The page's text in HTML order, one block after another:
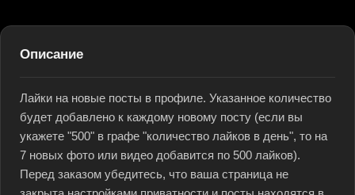
Описание
Лайки на новые посты в профиле. Указанное количество
будет добавлено к каждому новому посту (если вы
укажете "500" в графе "количество лайков в день", то на
7 новых фото или видео добавится по 500 лайков).
Перед заказом убедитесь, что ваша страница не